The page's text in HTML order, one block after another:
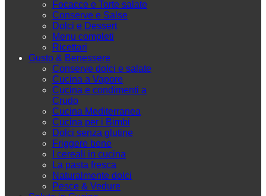
Focacce e Torte salate
Conserve e Salse
Dolci e Dessert
Menu completi
Ricettari
Gusto & Benessere
Conserve dolci e salate
Cucina a Vapore
Cucina e condimenti a
Crudo
Cucina Mediterranea
Cucina per i Bimbi
Dolci senza glutine
Friggere bene
I cereali in cucina
La pasta fresca
Naturalmente dolci
Pesce & Vedure